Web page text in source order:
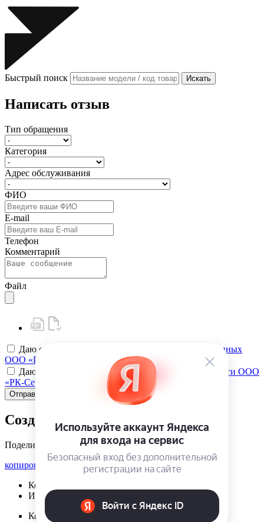
Быстрый поиск Искать
Написать отзыв
Тип обращения
Категория
Адрес обслуживания
ФИО
E-mail
Телефон
Комментарий
Файл
Даю своё
согласие на обработку персональных данных
ООО «РК-Сервис»
Даю своё
согласие на политику конфиденциальности ООО
«РК-Сервис»
Отправить
Создать карту клиента
Поделиться
копировать ссылку
Корзина | {{ cart.items.value.length }}
Избранное | {{ initData.favoriteProducts.length }}
Корзина | {{ cart.items.value.length }}